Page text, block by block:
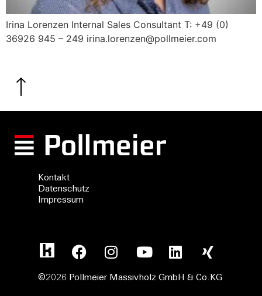
Irina Lorenzen Internal Sales Consultant T: +49 (0)
36926 945 – 249 irina.lorenzen@pollmeier.com
Kontakt
Datenschutz
Impressum
©2026 Pollmeier Massivholz GmbH & Co.KG